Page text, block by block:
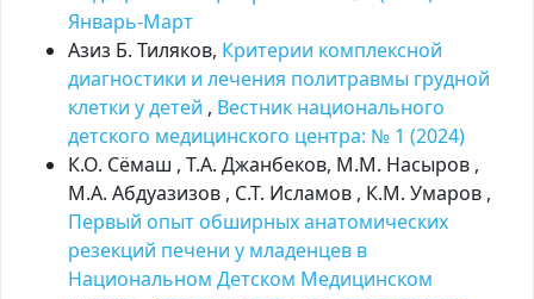
Январь-Март
Азиз Б. Тиляков, Критерии комплексной
диагностики и лечения политравмы грудной
клетки у детей , Вестник национального
детского медицинского центра: № 1 (2024)
К.О. Сёмаш , Т.А. Джанбеков, М.М. Насыров ,
М.А. Абдуазизов , С.Т. Исламов , К.М. Умаров ,
Первый опыт обширных анатомических
резекций печени у младенцев в
Национальном Детском Медицинском